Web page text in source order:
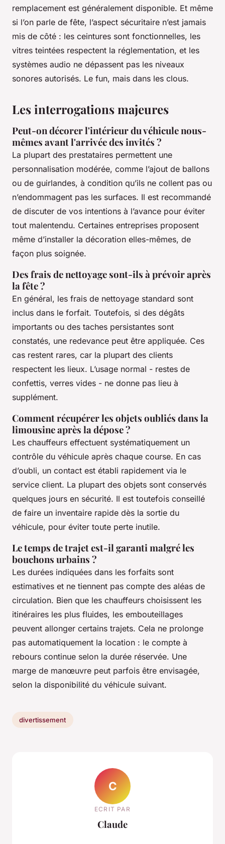
remplacement est généralement disponible. Et même
si l’on parle de fête, l’aspect sécuritaire n’est jamais
mis de côté : les ceintures sont fonctionnelles, les
vitres teintées respectent la réglementation, et les
systèmes audio ne dépassent pas les niveaux
sonores autorisés. Le fun, mais dans les clous.
Les interrogations majeures
Peut-on décorer l'intérieur du véhicule nous-
mêmes avant l'arrivée des invités ?
La plupart des prestataires permettent une
personnalisation modérée, comme l’ajout de ballons
ou de guirlandes, à condition qu’ils ne collent pas ou
n’endommagent pas les surfaces. Il est recommandé
de discuter de vos intentions à l’avance pour éviter
tout malentendu. Certaines entreprises proposent
même d’installer la décoration elles-mêmes, de
façon plus soignée.
Des frais de nettoyage sont-ils à prévoir après
la fête ?
En général, les frais de nettoyage standard sont
inclus dans le forfait. Toutefois, si des dégâts
importants ou des taches persistantes sont
constatés, une redevance peut être appliquée. Ces
cas restent rares, car la plupart des clients
respectent les lieux. L’usage normal - restes de
confettis, verres vides - ne donne pas lieu à
supplément.
Comment récupérer les objets oubliés dans la
limousine après la dépose ?
Les chauffeurs effectuent systématiquement un
contrôle du véhicule après chaque course. En cas
d’oubli, un contact est établi rapidement via le
service client. La plupart des objets sont conservés
quelques jours en sécurité. Il est toutefois conseillé
de faire un inventaire rapide dès la sortie du
véhicule, pour éviter toute perte inutile.
Le temps de trajet est-il garanti malgré les
bouchons urbains ?
Les durées indiquées dans les forfaits sont
estimatives et ne tiennent pas compte des aléas de
circulation. Bien que les chauffeurs choisissent les
itinéraires les plus fluides, les embouteillages
peuvent allonger certains trajets. Cela ne prolonge
pas automatiquement la location : le compte à
rebours continue selon la durée réservée. Une
marge de manœuvre peut parfois être envisagée,
selon la disponibilité du véhicule suivant.
divertissement
C
ECRIT PAR
Claude